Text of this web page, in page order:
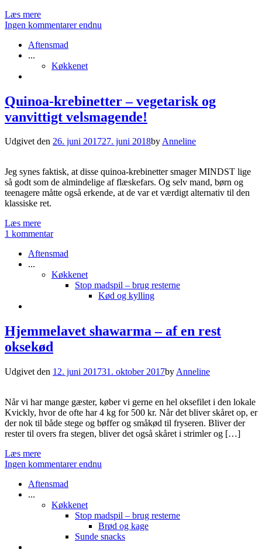
Læs mere
Ingen kommentarer endnu
Aftensmad
...
Køkkenet
Quinoa-krebinetter – vegetarisk og
vanvittigt velsmagende!
Udgivet den 26. juni 201727. juni 2018byAnneline
Jeg synes faktisk, at disse quinoa-krebinetter smager MINDST lige
så godt som de almindelige af flæskefars. Og selv mand, børn og
teenagere måtte også erkende, at de var et værdigt alternativ til den
klassiske ret.
Læs mere
1 kommentar
Aftensmad
...
Køkkenet
Stop madspil – brug resterne
Kød og kylling
Hjemmelavet shawarma – af en rest
oksekød
Udgivet den 12. juni 201731. oktober 2017by Anneline
Når vi har mange gæster, køber vi gerne en hel oksefilet i den lokale
Kvickly, hvor de ofte har 4 kg for 500 kr. Når det bliver skåret op, er
der nok til både stege og bøffer og småkød til fryseren. Bliver der
rester til overs fra stegen, bliver det også skåret i strimler og […]
Læs mere
Ingen kommentarer endnu
Aftensmad
...
Køkkenet
Stop madspil – brug resterne
Brød og kage
Sunde snacks